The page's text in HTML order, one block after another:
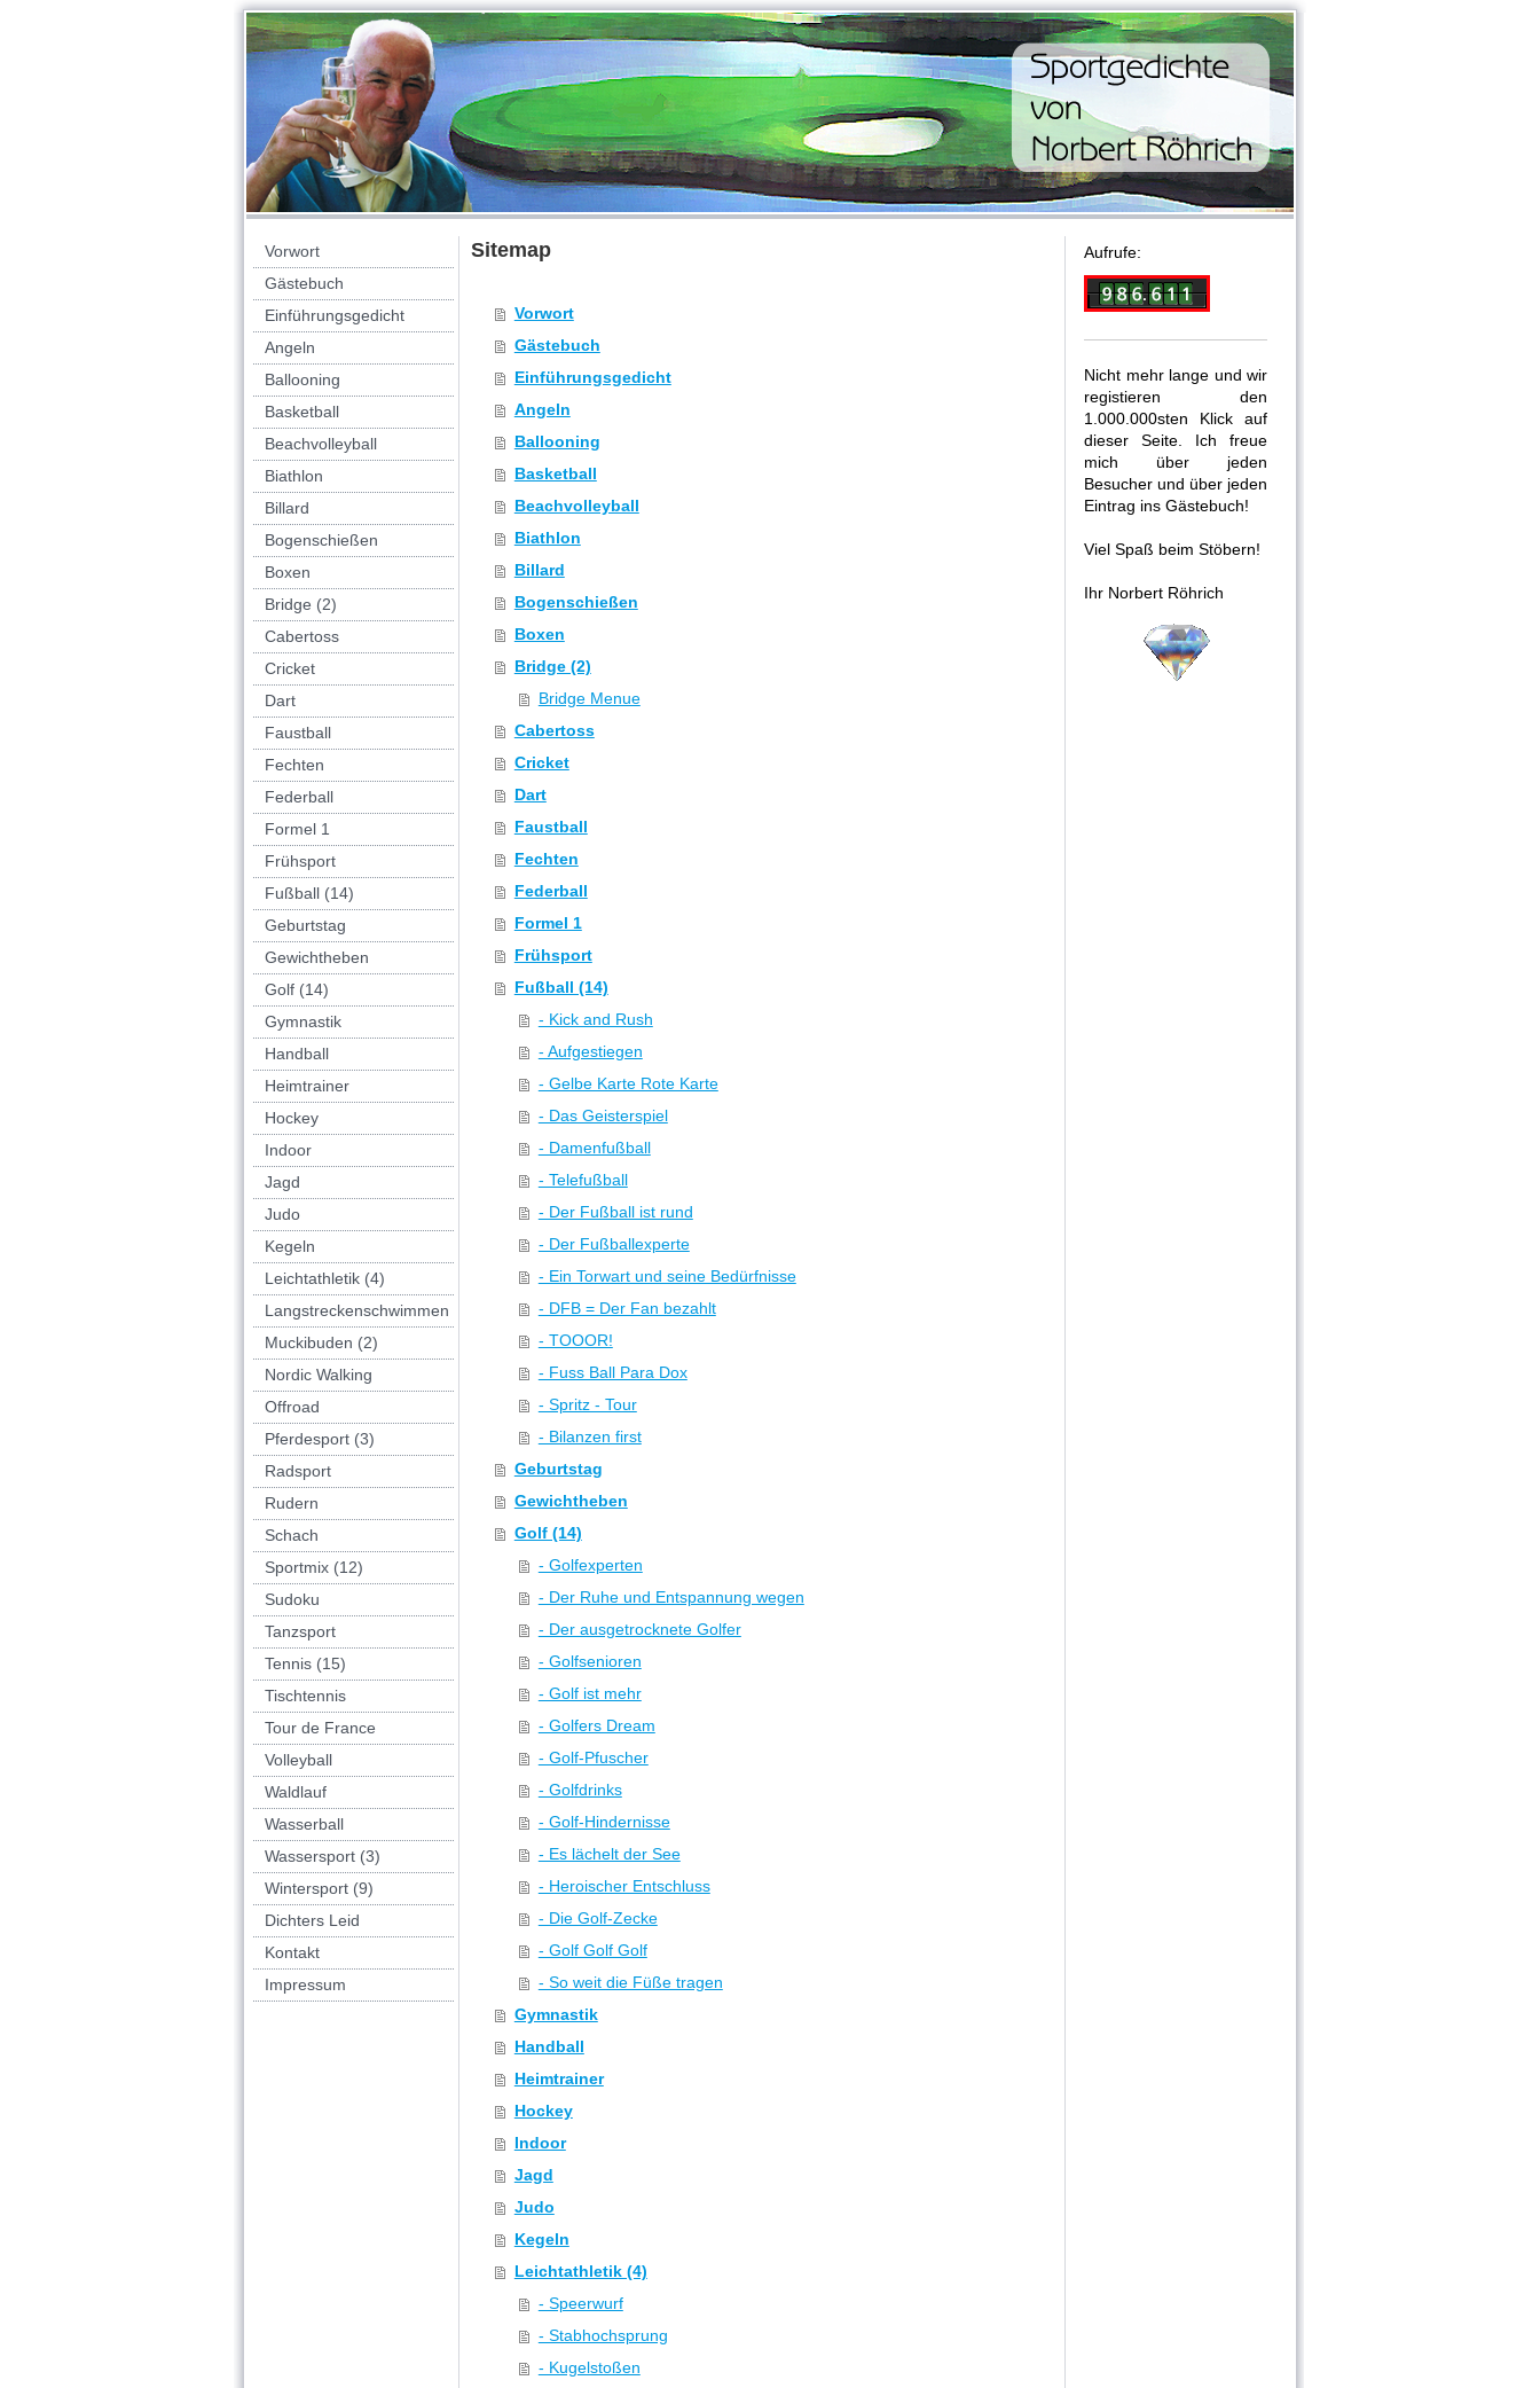
Vorwort
Gästebuch
Einführungsgedicht
Angeln
Ballooning
Basketball
Beachvolleyball
Biathlon
Billard
Bogenschießen
Boxen
Bridge (2)
Cabertoss
Cricket
Dart
Faustball
Fechten
Federball
Formel 1
Frühsport
Fußball (14)
Geburtstag
Gewichtheben
Golf (14)
Gymnastik
Handball
Heimtrainer
Hockey
Indoor
Jagd
Judo
Kegeln
Leichtathletik (4)
Langstreckenschwimmen
Muckibuden (2)
Nordic Walking
Offroad
Pferdesport (3)
Radsport
Rudern
Schach
Sportmix (12)
Sudoku
Tanzsport
Tennis (15)
Tischtennis
Tour de France
Volleyball
Waldlauf
Wasserball
Wassersport (3)
Wintersport (9)
Dichters Leid
Kontakt
Impressum
Sitemap
Vorwort
Gästebuch
Einführungsgedicht
Angeln
Ballooning
Basketball
Beachvolleyball
Biathlon
Billard
Bogenschießen
Boxen
Bridge (2)
Bridge Menue
Cabertoss
Cricket
Dart
Faustball
Fechten
Federball
Formel 1
Frühsport
Fußball (14)
- Kick and Rush
- Aufgestiegen
- Gelbe Karte Rote Karte
- Das Geisterspiel
- Damenfußball
- Telefußball
- Der Fußball ist rund
- Der Fußballexperte
- Ein Torwart und seine Bedürfnisse
- DFB = Der Fan bezahlt
- TOOOR!
- Fuss Ball Para Dox
- Spritz - Tour
- Bilanzen first
Geburtstag
Gewichtheben
Golf (14)
- Golfexperten
- Der Ruhe und Entspannung wegen
- Der ausgetrocknete Golfer
- Golfsenioren
- Golf ist mehr
- Golfers Dream
- Golf-Pfuscher
- Golfdrinks
- Golf-Hindernisse
- Es lächelt der See
- Heroischer Entschluss
- Die Golf-Zecke
- Golf Golf Golf
- So weit die Füße tragen
Gymnastik
Handball
Heimtrainer
Hockey
Indoor
Jagd
Judo
Kegeln
Leichtathletik (4)
- Speerwurf
- Stabhochsprung
- Kugelstoßen
Aufrufe:
Nicht mehr lange und wir
registieren den
1.000.000sten Klick auf
dieser Seite. Ich freue
mich über jeden
Besucher und über jeden
Eintrag ins Gästebuch!
Viel Spaß beim Stöbern!
Ihr Norbert Röhrich